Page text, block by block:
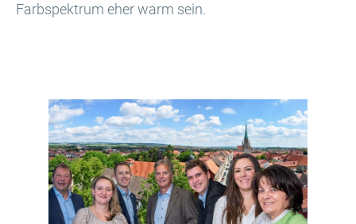
Farbspektrum eher warm sein.